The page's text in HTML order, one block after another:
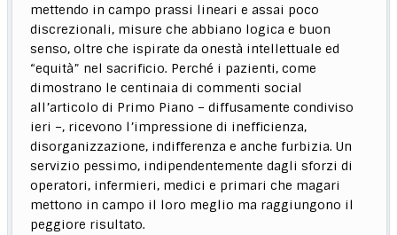
mettendo in campo prassi lineari e assai poco
discrezionali, misure che abbiano logica e buon
senso, oltre che ispirate da onestà intellettuale ed
“equità” nel sacrificio. Perché i pazienti, come
dimostrano le centinaia di commenti social
all’articolo di Primo Piano – diffusamente condiviso
ieri –, ricevono l’impressione di inefficienza,
disorganizzazione, indifferenza e anche furbizia. Un
servizio pessimo, indipendentemente dagli sforzi di
operatori, infermieri, medici e primari che magari
mettono in campo il loro meglio ma raggiungono il
peggiore risultato.